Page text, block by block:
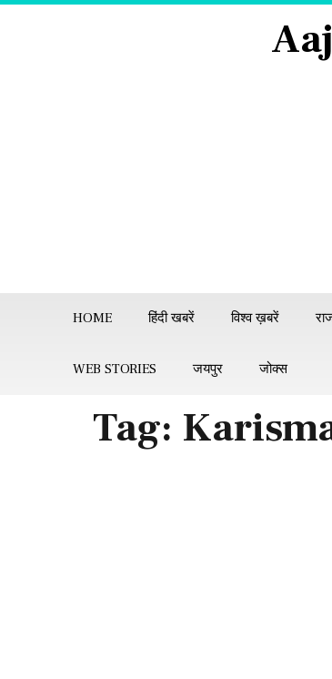
HOME हिंदी खबरें विश्व ख़बरें
WEB STORIES जयपुर जोक्स
Tag: